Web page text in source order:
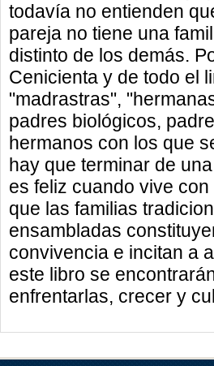
todavía no entienden
pareja no tiene una
distinto de los demás.
Cenicienta y de todo el
"madrastras",
padres biológicos,
hermanos con los que
hay que terminar de
es feliz cuando vive
que las familias
ensambladas
convivencia e incitan a
este libro se
enfrentarlas, crecer y